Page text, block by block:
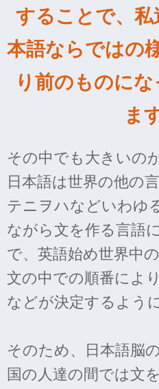
することで、私
本語ならではの
り前のものに
ま
その中でも大きいの
日本語は世界の他の
テニヲハなどいわゆ
ながら文を作る言語
で、英語始め世界中
文の中での順番によ
などが決定するよう
そのため、日本語脳
国の人達の間では文